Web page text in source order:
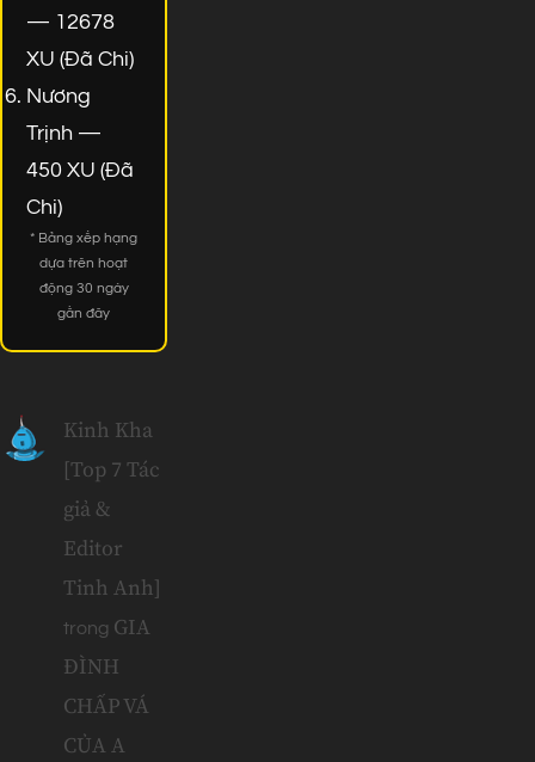
— 12678
XU (Đã Chi)
Nương
Trịnh —
450 XU (Đã
Chi)
* Bảng xếp hạng
dựa trên hoạt
động 30 ngày
gần đây
Kinh Kha
[Top 7 Tác
giả &
Editor
Tinh Anh]
trong GIA
ĐÌNH
CHẤP VÁ
CỦA A